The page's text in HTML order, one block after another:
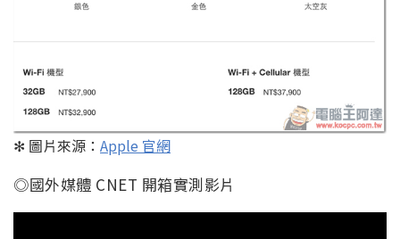
✻ 圖片來源： Apple 官網
◎國外媒體 CNET 開箱實測影片